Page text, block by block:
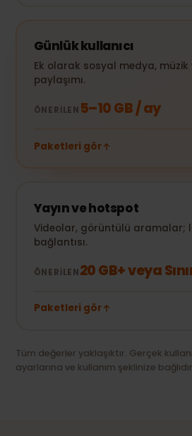
Günlük kullanıcı
Ek olarak sosyal medya,
paylaşımı.
ÖNERILEN 5–10 GB / ay
Paketleri gör
Yayın ve hotspot
Videolar, görüntülü aramalar;
bağlantısı.
ÖNERILEN20 GB+ veya
Paketleri gör
Tüm değerler yaklaşıktır. Gerçek
ayarlarına ve kullanım şeklinize